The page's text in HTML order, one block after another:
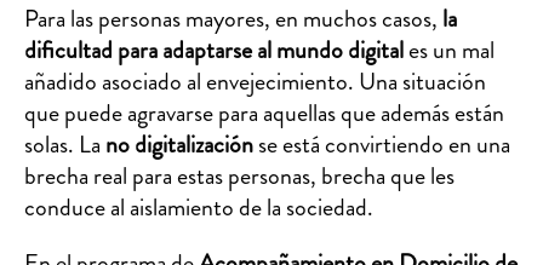
Para las personas mayores, en muchos casos, la
dificultad para adaptarse al mundo digitales un mal
añadido asociado al envejecimiento. Una situación
que puede agravarse para aquellas que además están
solas. La no digitalizaciónse está convirtiendo en una
brecha real para estas personas, brecha que les
conduce al aislamiento de la sociedad.